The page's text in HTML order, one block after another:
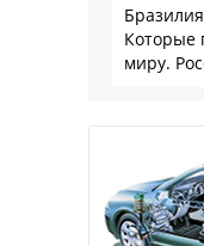
Которые
миру.